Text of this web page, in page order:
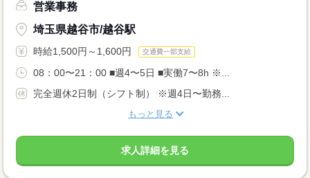
営業事務
埼玉県越谷市/越谷駅
時給1,500円～1,600円 交通費一部支給
08：00〜21：00 ■週4〜5日 ■実働7〜8h ※...
完全週休2日制（シフト制） ※週4日〜勤務...
もっと見る
求人詳細を見る